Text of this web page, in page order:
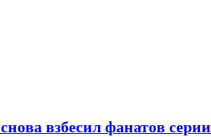
взбесил фанатов серии